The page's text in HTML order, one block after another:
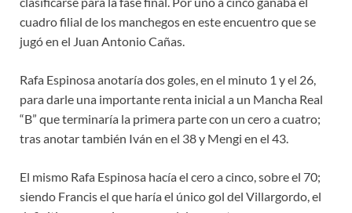
cuadro filial de los manchegos en este encuentro que se
jugó en el Juan Antonio Cañas.
Rafa Espinosa anotaría dos goles, en el minuto 1 y el 26,
para darle una importante renta inicial a un Mancha Real
“B” que terminaría la primera parte con un cero a cuatro;
tras anotar también Iván en el 38 y Mengi en el 43.
El mismo Rafa Espinosa hacía el cero a cinco, sobre el 70;
siendo Francis el que haría el único gol del Villargordo, el